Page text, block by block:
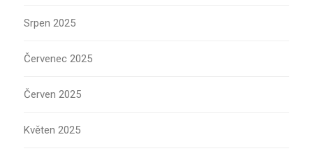
Srpen 2025
Červenec 2025
Červen 2025
Květen 2025